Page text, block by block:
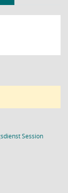
Session(Wird in